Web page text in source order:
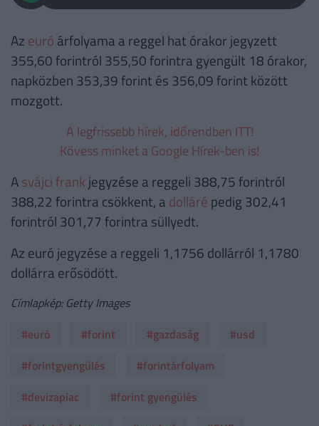
Az euró árfolyama a reggel hat órakor jegyzett
355,60 forintról 355,50 forintra gyengült 18 órakor,
napközben 353,39 forint és 356,09 forint között
mozgott.
A legfrissebb hírek, időrendben ITT!
Kövess minket a Google Hírek-ben is!
Asvájci frank jegyzése a reggeli 388,75 forintról
388,22 forintra csökkent, a dolláré pedig 302,41
forintról 301,77 forintra süllyedt.
Az euró jegyzése a reggeli 1,1756 dollárról 1,1780
dollárra erősödött.
Címlapkép: Getty Images
#euró
#forint #gazdaság
#usd
#forintgyengülés
#forintárfolyam
#devizapiac
#forint gyengülés